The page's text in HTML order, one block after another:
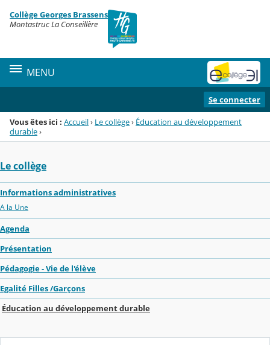
Menu de la rubrique
Contenu
Collège Georges Brassens
Montastruc La Conseillère
MENU
Se connecter
Vous êtes ici : Accueil› Le collège› Éducation au développement
durable›
Le collège
Informations administratives
A la Une
Agenda
Présentation
Pédagogie - Vie de l'élève
Egalité Filles /Garçons
Éducation au développement durable